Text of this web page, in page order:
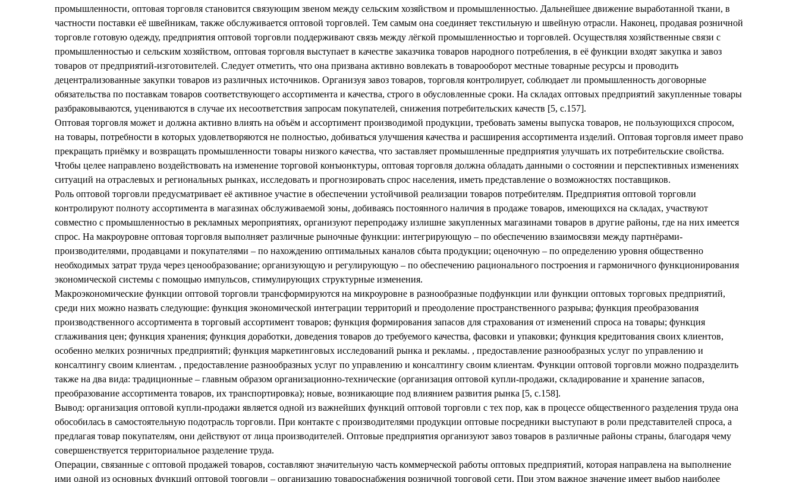
промышленности, оптовая торговля становится связующим звеном между сельским хозяйством и промышленностью. Дальнейшее движение выработанной ткани, в
частности поставки её швейникам, также обслуживается оптовой торговлей. Тем самым она соединяет текстильную и швейную отрасли. Наконец, продавая розничной
торговле готовую одежду, предприятия оптовой торговли поддерживают связь между лёгкой промышленностью и торговлей. Осуществляя хозяйственные связи с
промышленностью и сельским хозяйством, оптовая торговля выступает в качестве заказчика товаров народного потребления, в её функции входят закупка и завоз
товаров от предприятий-изготовителей. Следует отметить, что она призвана активно вовлекать в товарооборот местные товарные ресурсы и проводить
децентрализованные закупки товаров из различных источников. Организуя завоз товаров, торговля контролирует, соблюдает ли промышленность договорные
обязательства по поставкам товаров соответствующего ассортимента и качества, строго в обусловленные сроки. На складах оптовых предприятий закупленные товары
разбраковываются, уцениваются в случае их несоответствия запросам покупателей, снижения потребительских качеств [5, с.157].
Оптовая торговля может и должна активно влиять на объём и ассортимент производимой продукции, требовать замены выпуска товаров, не пользующихся спросом,
на товары, потребности в которых удовлетворяются не полностью, добиваться улучшения качества и расширения ассортимента изделий. Оптовая торговля имеет право
прекращать приёмку и возвращать промышленности товары низкого качества, что заставляет промышленные предприятия улучшать их потребительские свойства.
Чтобы целее направлено воздействовать на изменение торговой конъюнктуры, оптовая торговля должна обладать данными о состоянии и перспективных изменениях
ситуаций на отраслевых и региональных рынках, исследовать и прогнозировать спрос населения, иметь представление о возможностях поставщиков.
Роль оптовой торговли предусматривает её активное участие в обеспечении устойчивой реализации товаров потребителям. Предприятия оптовой торговли
контролируют полноту ассортимента в магазинах обслуживаемой зоны, добиваясь постоянного наличия в продаже товаров, имеющихся на складах, участвуют
совместно с промышленностью в рекламных мероприятиях, организуют перепродажу излишне закупленных магазинами товаров в другие районы, где на них имеется
спрос. На макроуровне оптовая торговля выполняет различные рыночные функции: интегрирующую – по обеспечению взаимосвязи между партнёрами-
производителями, продавцами и покупателями – по нахождению оптимальных каналов сбыта продукции; оценочную – по определению уровня общественно
необходимых затрат труда через ценообразование; организующую и регулирующую – по обеспечению рационального построения и гармоничного функционирования
экономической системы с помощью импульсов, стимулирующих структурные изменения.
Макроэкономические функции оптовой торговли трансформируются на микроуровне в разнообразные подфункции или функции оптовых торговых предприятий,
среди них можно назвать следующие: функция экономической интеграции территорий и преодоление пространственного разрыва; функция преобразования
производственного ассортимента в торговый ассортимент товаров; функция формирования запасов для страхования от изменений спроса на товары; функция
сглаживания цен; функция хранения; функция доработки, доведения товаров до требуемого качества, фасовки и упаковки; функция кредитования своих клиентов,
особенно мелких розничных предприятий; функция маркетинговых исследований рынка и рекламы. , предоставление разнообразных услуг по управлению и
консалтингу своим клиентам. , предоставление разнообразных услуг по управлению и консалтингу своим клиентам. Функции оптовой торговли можно подразделить
также на два вида: традиционные – главным образом организационно-технические (организация оптовой купли-продажи, складирование и хранение запасов,
преобразование ассортимента товаров, их транспортировка); новые, возникающие под влиянием развития рынка [5, с.158].
Вывод: организация оптовой купли-продажи является одной из важнейших функций оптовой торговли с тех пор, как в процессе общественного разделения труда она
обособилась в самостоятельную подотрасль торговли. При контакте с производителями продукции оптовые посредники выступают в роли представителей спроса, а
предлагая товар покупателям, они действуют от лица производителей. Оптовые предприятия организуют завоз товаров в различные районы страны, благодаря чему
совершенствуется территориальное разделение труда.
Операции, связанные с оптовой продажей товаров, составляют значительную часть коммерческой работы оптовых предприятий, которая направлена на выполнение
ими одной из основных функций оптовой торговли – организацию товароснабжения розничной торговой сети. При этом важное значение имеет выбор наиболее